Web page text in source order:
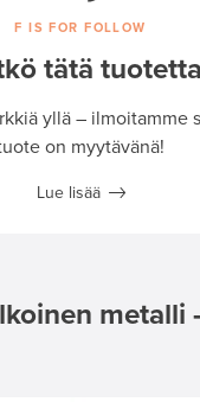
metalli
F IS FOR FOLLOW
tätä
yllä – ilmoitamme
on myytävänä!
Lue lisää